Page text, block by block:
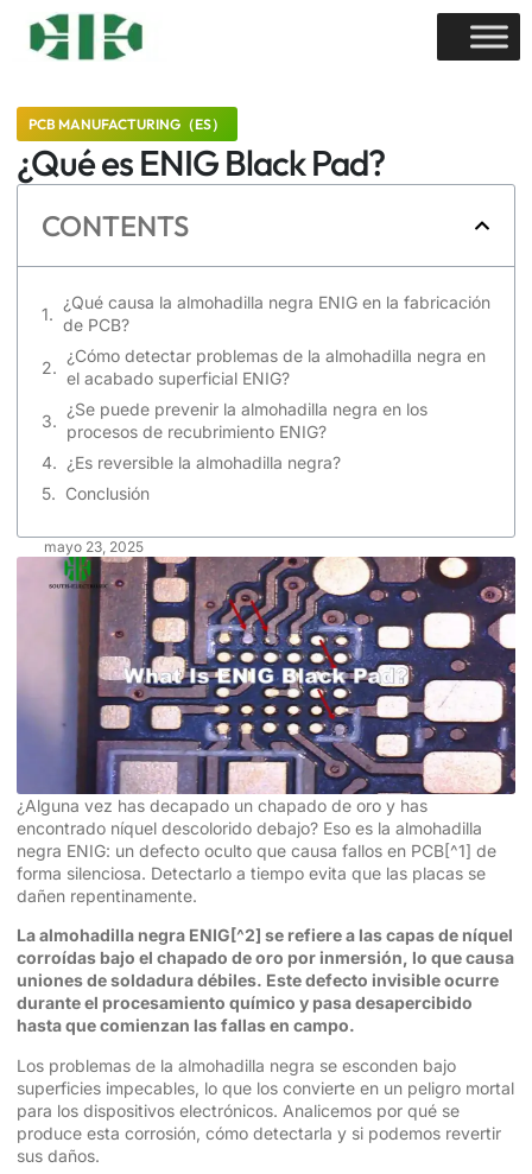
PCB MANUFACTURING（ES）
¿Qué es ENIG Black Pad?
CONTENTS
¿Qué causa la almohadilla negra ENIG en la fabricación
de PCB?
¿Cómo detectar problemas de la almohadilla negra en
el acabado superficial ENIG?
¿Se puede prevenir la almohadilla negra en los
procesos de recubrimiento ENIG?
¿Es reversible la almohadilla negra?
Conclusión
mayo 23, 2025
¿Alguna vez has decapado un chapado de oro y has
encontrado níquel descolorido debajo? Eso es la almohadilla
negra ENIG: un defecto oculto que causa fallos en PCB[^1] de
forma silenciosa. Detectarlo a tiempo evita que las placas se
dañen repentinamente.
La almohadilla negra ENIG[^2] se refiere a las capas de níquel
corroídas bajo el chapado de oro por inmersión, lo que causa
uniones de soldadura débiles. Este defecto invisible ocurre
durante el procesamiento químico y pasa desapercibido
hasta que comienzan las fallas en campo.
Los problemas de la almohadilla negra se esconden bajo
superficies impecables, lo que los convierte en un peligro mortal
para los dispositivos electrónicos. Analicemos por qué se
produce esta corrosión, cómo detectarla y si podemos revertir
sus daños.